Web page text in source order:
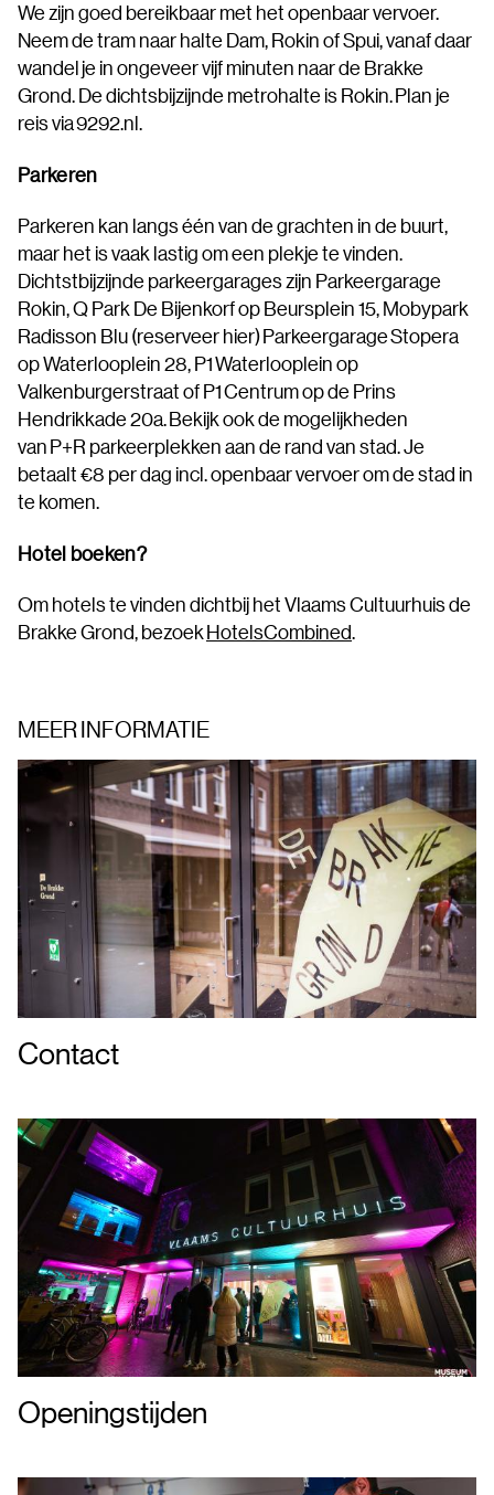
We zijn goed bereikbaar met het openbaar vervoer.
Neem de tram naar halte Dam, Rokin of Spui, vanaf daar
wandel je in ongeveer vijf minuten naar de Brakke
Grond. De dichtsbijzijnde metrohalte is Rokin. Plan je
reis via 9292.nl.
Parkeren
Parkeren kan langs één van de grachten in de buurt,
maar het is vaak lastig om een plekje te vinden.
Dichtstbijzijnde parkeergarages zijn Parkeergarage
Rokin, Q Park De Bijenkorf op Beursplein 15, Mobypark
Radisson Blu (reserveer hier) Parkeergarage Stopera
op Waterlooplein 28, P1 Waterlooplein op
Valkenburgerstraat of P1 Centrum op de Prins
Hendrikkade 20a. Bekijk ook de mogelijkheden
van P+R parkeerplekken aan de rand van stad. Je
betaalt €8 per dag incl. openbaar vervoer om de stad in
te komen.
Hotel boeken?
Om hotels te vinden dichtbij het Vlaams Cultuurhuis de
Brakke Grond, bezoekHotelsCombined.
MEER INFORMATIE
Contact
Openingstijden